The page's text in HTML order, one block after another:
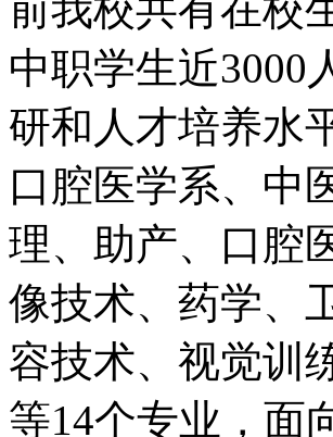
前我校共有在校
中职学生近3000
研和人才培养水
口腔医学系、中
理、助产、口腔
像技术、药学、
容技术、视觉训
等14个专业，面